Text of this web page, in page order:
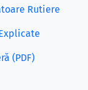
Rutiere
(PDF)